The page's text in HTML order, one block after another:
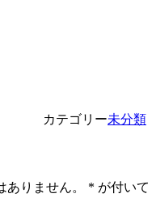
カテゴリー未分類
りません。 * が付いて